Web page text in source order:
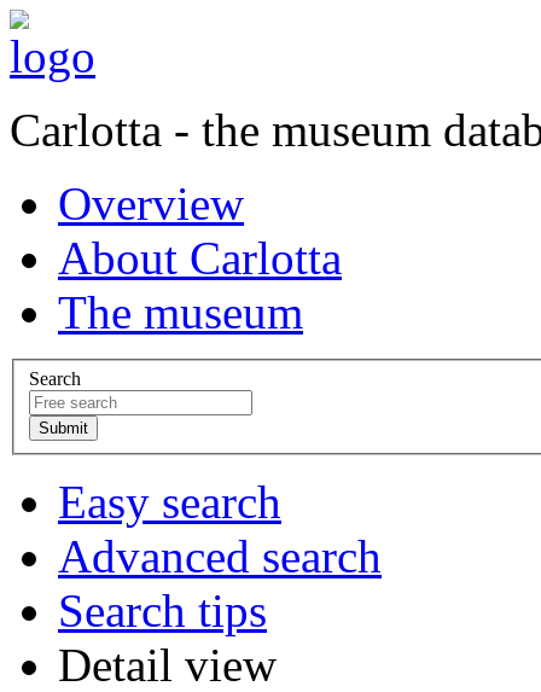
Carlotta - the museum
Overview
About Carlotta
The museum
Search
Easy search
Advanced search
Search tips
Detail view